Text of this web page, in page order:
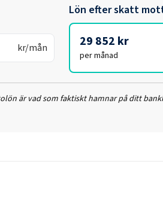
kr/mån
Lön efter skatt
29 852 kr
per månad
är vad som faktiskt hamnar på ditt